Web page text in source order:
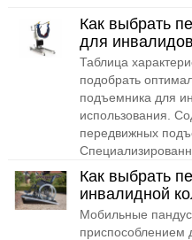
Как выбрать
для инвалидов
Таблица
подобрать
подъемника для
использования.
передвижных
Как выбрать
инвалидной
Мобильные
приспособлением